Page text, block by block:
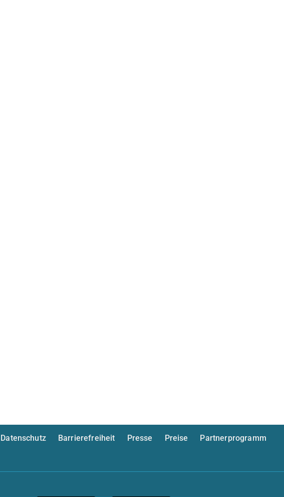
Datenschutz Barrierefreiheit Presse Preise
Partnerprogramm